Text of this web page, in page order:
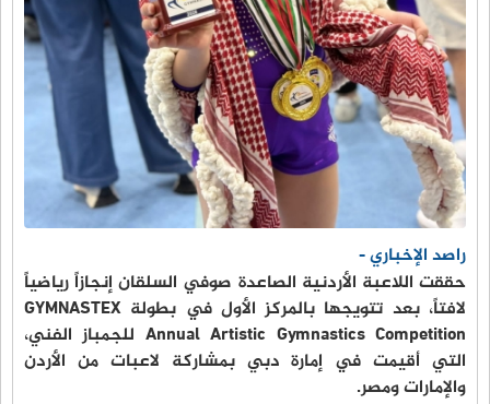
راصد الإخباري -
حققت اللاعبة الأردنية الصاعدة صوفي السلقان إنجازاً رياضياً
لافتاً، بعد تتويجها بالمركز الأول في بطولة GYMNASTEX
Annual Artistic Gymnastics Competition للجمباز الفني،
التي أقيمت في إمارة دبي بمشاركة لاعبات من الأردن
والإمارات ومصر.